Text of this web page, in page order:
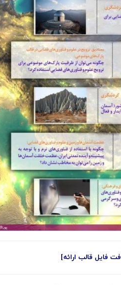
فایل قالب ارائه]